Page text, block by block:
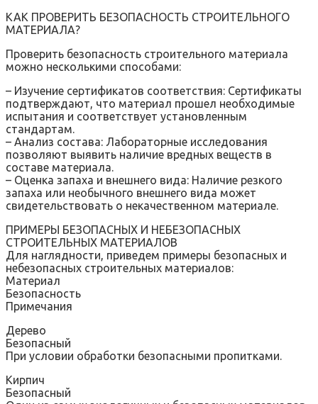
КАК ПРОВЕРИТЬ БЕЗОПАСНОСТЬ СТРОИТЕЛЬНОГО
МАТЕРИАЛА?
Проверить безопасность строительного материала
можно несколькими способами:
– Изучение сертификатов соответствия: Сертификаты
подтверждают, что материал прошел необходимые
испытания и соответствует установленным
стандартам.
– Анализ состава: Лабораторные исследования
позволяют выявить наличие вредных веществ в
составе материала.
– Оценка запаха и внешнего вида: Наличие резкого
запаха или необычного внешнего вида может
свидетельствовать о некачественном материале.
ПРИМЕРЫ БЕЗОПАСНЫХ И НЕБЕЗОПАСНЫХ
СТРОИТЕЛЬНЫХ МАТЕРИАЛОВ
Для наглядности, приведем примеры безопасных и
небезопасных строительных материалов:
Материал
Безопасность
Примечания
Дерево
Безопасный
При условии обработки безопасными пропитками.
Кирпич
Безопасный